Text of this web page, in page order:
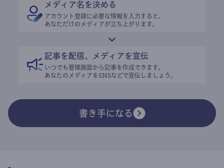
メディア名を決める
アカウント登録に必要な情報を入力すると、
あなただけのメディアが立ち上がります。
記事を配信、メディアを宣伝
いつでも管理画面から記事を作成できます。
あなたのメディアをSNSなどで宣伝しましょう。
書き手になる